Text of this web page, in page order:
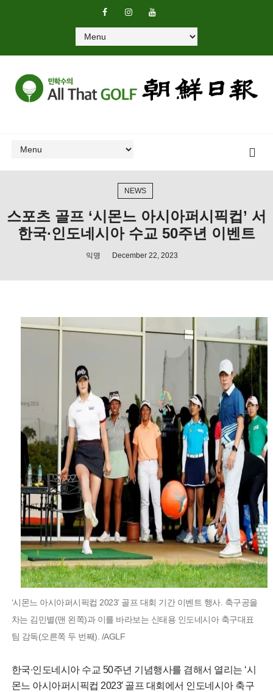
NEWS
스포츠 골프 ‘시몬느 아시아퍼시픽컵’ 서
한국∙인도네시아 수교 50주년 이벤트
익명 December 22, 2023
‘시몬느 아시아퍼시픽컵 2023’ 골프 대회 기간 이벤트 행사. 축구공을
차는 김민별(맨 왼쪽)과 이를 바라보는 신태용 인도네시아 축구대표
팀 감독(오른쪽 두 번째). /AGLF
한국∙인도네시아 수교 50주년 기념행사를 겸해서 열리는 ‘시
몬느 아시아퍼시픽컵 2023′ 골프 대회에서 인도네시아 축구